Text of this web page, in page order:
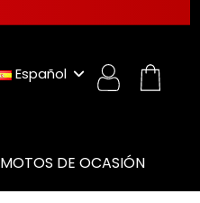
Español
MOTOS DE OCASIÓN